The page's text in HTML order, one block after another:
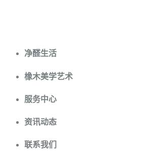
净醛生活
橡木美学艺术
服务中心
资讯动态
联系我们